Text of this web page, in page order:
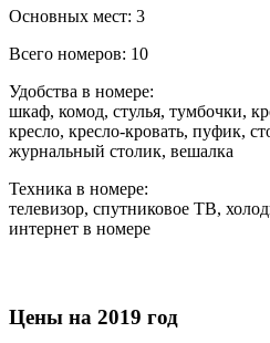
Основных мест: 3
Всего номеров: 10
Удобства в номере:
шкаф, комод, стулья, тумбочки,
кресло, кресло-кровать, пуфик,
журнальный столик, вешалка
Техника в номере:
телевизор, спутниковое ТВ,
интернет в номере
Цены на 2019 год